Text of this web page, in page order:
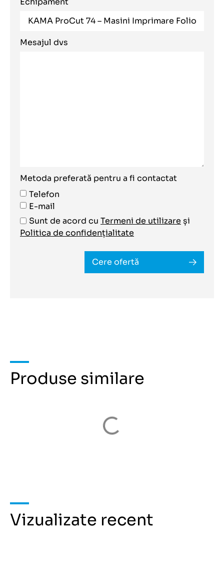
Mesajul dvs
Metoda preferată pentru a fi contactat
Telefon
E-mail
Sunt de acord cu Termeni de utilizare și
Politica de confidențialitate
Cere ofertă
Produse similare
Vizualizate recent